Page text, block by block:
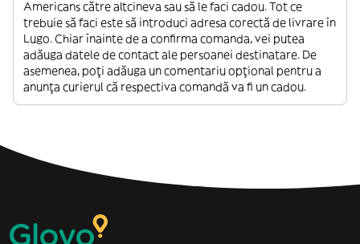
Americans către altcineva sau să le faci cadou. Tot ce
trebuie să faci este să introduci adresa corectă de livrare în
Lugo. Chiar înainte de a confirma comanda, vei putea
adăuga datele de contact ale persoanei destinatare. De
asemenea, poți adăuga un comentariu opțional pentru a
anunța curierul că respectiva comandă va fi un cadou.